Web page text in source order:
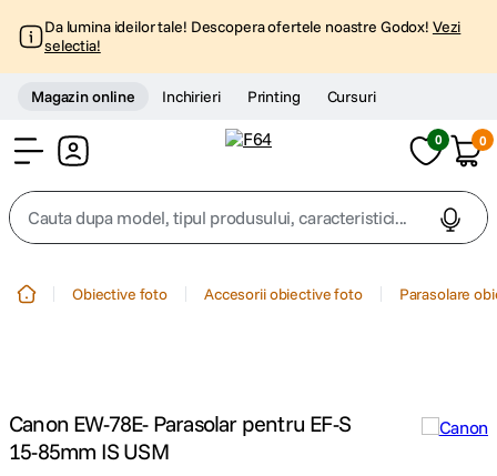
Da lumina ideilor tale! Descopera ofertele noastre Godox! Vezi
selectia!
Magazin online Inchirieri Printing Cursuri
0 0
Cauta dupa model, tipul produsului, caracteristici...
trepied telefon
Obiective foto Accesorii obiective foto Parasolare
Canon EW-78E- Parasolar pentru EF-S
15-85mm IS USM